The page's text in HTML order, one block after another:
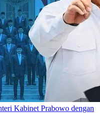
Kabinet Prabowo dengan